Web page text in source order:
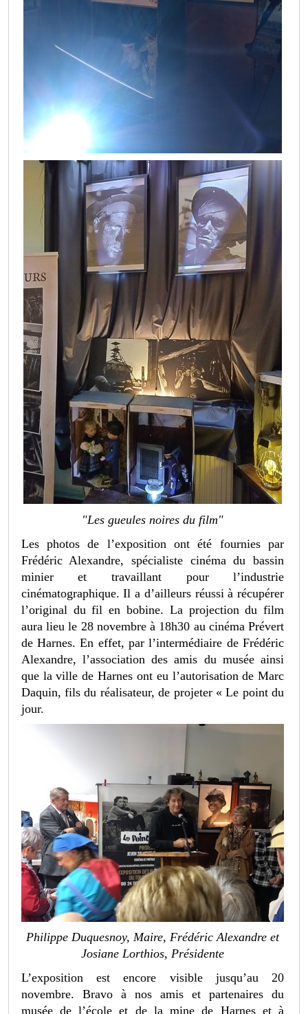
"Les gueules noires du film"
Les photos de l’exposition ont été fournies par
Frédéric Alexandre, spécialiste cinéma du bassin
minier et travaillant pour l’industrie
cinématographique. Il a d’ailleurs réussi à récupérer
l’original du fil en bobine. La projection du film
aura lieu le 28 novembre à 18h30 au cinéma Prévert
de Harnes. En effet, par l’intermédiaire de Frédéric
Alexandre, l’association des amis du musée ainsi
que la ville de Harnes ont eu l’autorisation de Marc
Daquin, fils du réalisateur, de projeter « Le point du
jour.
Philippe Duquesnoy, Maire, Frédéric Alexandre et
Josiane Lorthios, Présidente
L’exposition est encore visible jusqu’au 20
novembre. Bravo à nos amis et partenaires du
musée de l’école et de la mine de Harnes et à